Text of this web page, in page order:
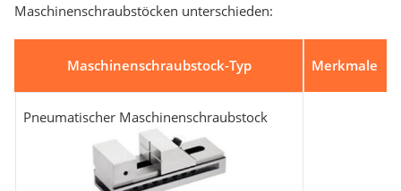
Maschinenschraubstöcken unterschieden:
Maschinenschraubstock-Typ Merkmale
Pneumatischer Maschinenschraubstock